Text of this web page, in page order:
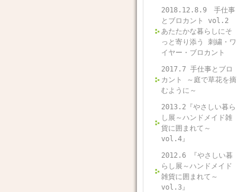
2018.12.8.9 手仕事
とブロカント vol.2
あたたかな暮らしにそ
っと寄り添う 刺繍・ワ
イヤー・ブロカント
2017.7 手仕事とブロ
カント ～庭で草花を摘
むように～
2013.2『やさしい暮ら
し展～ハンドメイド雑
貨に囲まれて～
vol.4』
2012.6 『やさしい暮
らし展～ハンドメイド
雑貨に囲まれて～
vol.3』